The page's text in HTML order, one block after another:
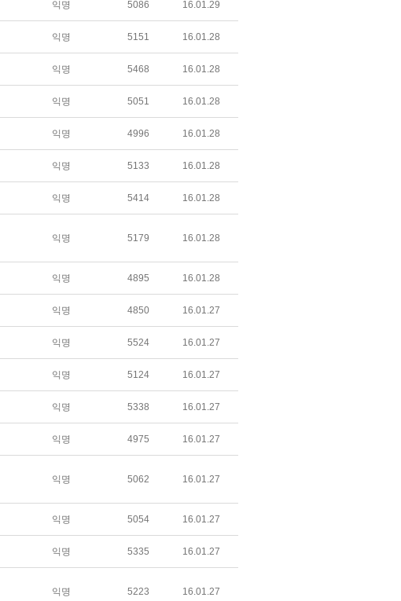
익명 5086 16.01.29
익명 5151 16.01.28
익명 5468 16.01.28
익명 5051 16.01.28
익명 4996 16.01.28
익명 5133 16.01.28
익명 5414 16.01.28
익명 5179 16.01.28
익명 4895 16.01.28
익명 4850 16.01.27
익명 5524 16.01.27
익명 5124 16.01.27
익명 5338 16.01.27
익명 4975 16.01.27
익명 5062 16.01.27
익명 5054 16.01.27
익명 5335 16.01.27
익명 5223 16.01.27